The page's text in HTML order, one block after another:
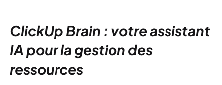
ClickUp Brain : votre assistant
IA pour la gestion des
ressources